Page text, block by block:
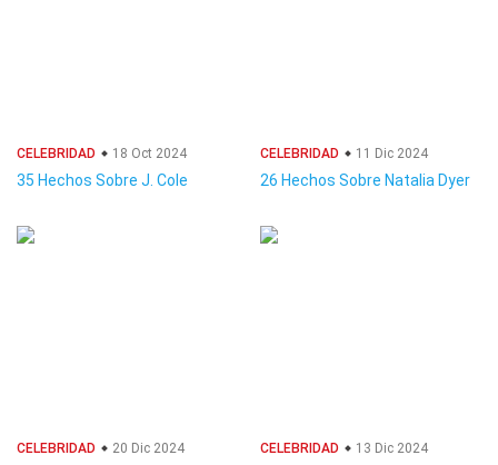
CELEBRIDAD 18 Oct 2024
35 Hechos Sobre J. Cole
CELEBRIDAD 11 Dic 2024
26 Hechos Sobre Natalia Dyer
CELEBRIDAD 20 Dic 2024 CELEBRIDAD 13 Dic 2024